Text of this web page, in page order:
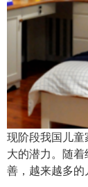
现阶段我国儿
大的潜力。随
善，越来越多的